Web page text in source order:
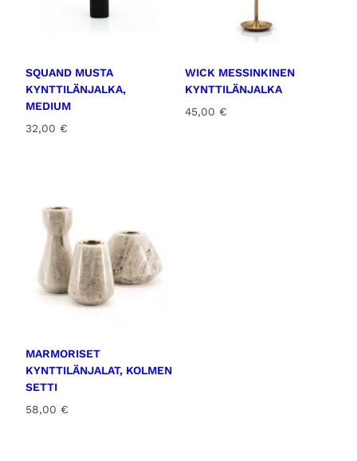
SQUAND MUSTA
KYNTTILÄNJALKA,
MEDIUM
32,00 €
WICK MESSINKINEN
KYNTTILÄNJALKA
45,00 €
MARMORISET
KYNTTILÄNJALAT, KOLMEN
SETTI
58,00 €